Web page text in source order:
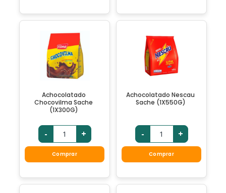
Achocolatado
Chocovilma Sache
(1X300G)
- +
Comprar
Achocolatado Nescau
Sache (1X550G)
- +
Comprar